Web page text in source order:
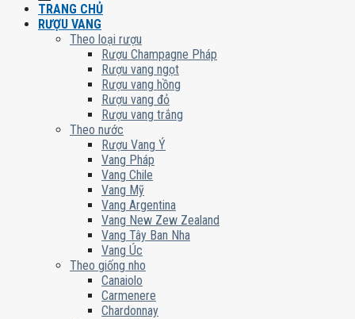
TRANG CHỦ
RƯỢU VANG
Theo loại rượu
Rượu Champagne Pháp
Rượu vang ngọt
Rượu vang hồng
Rượu vang đỏ
Rượu vang trắng
Theo nước
Rượu Vang Ý
Vang Pháp
Vang Chile
Vang Mỹ
Vang Argentina
Vang New Zew Zealand
Vang Tây Ban Nha
Vang Úc
Theo giống nho
Canaiolo
Carmenere
Chardonnay